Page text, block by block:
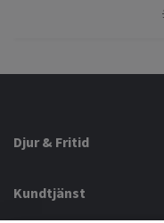
Djur & Fritid
Kundtjänst